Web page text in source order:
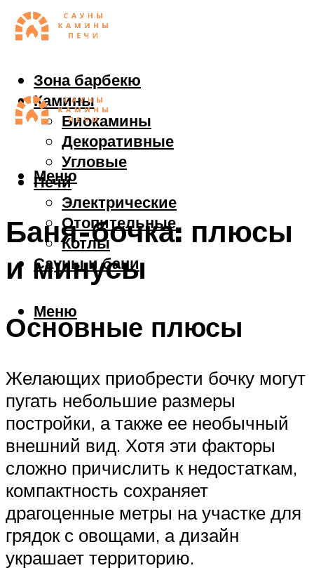
Зона барбекю
Камины
Биокамины
Декоративные
Угловые
Печи
Электрические
Отопительные
Котлы
Сауны и бани
Меню
Меню
Баня-бочка: плюсы
и минусы
Основные плюсы
Желающих приобрести бочку могут
пугать небольшие размеры
постройки, а также ее необычный
внешний вид. Хотя эти факторы
сложно причислить к недостаткам,
компактность сохраняет
драгоценные метры на участке для
грядок с овощами, а дизайн
украшает территорию.